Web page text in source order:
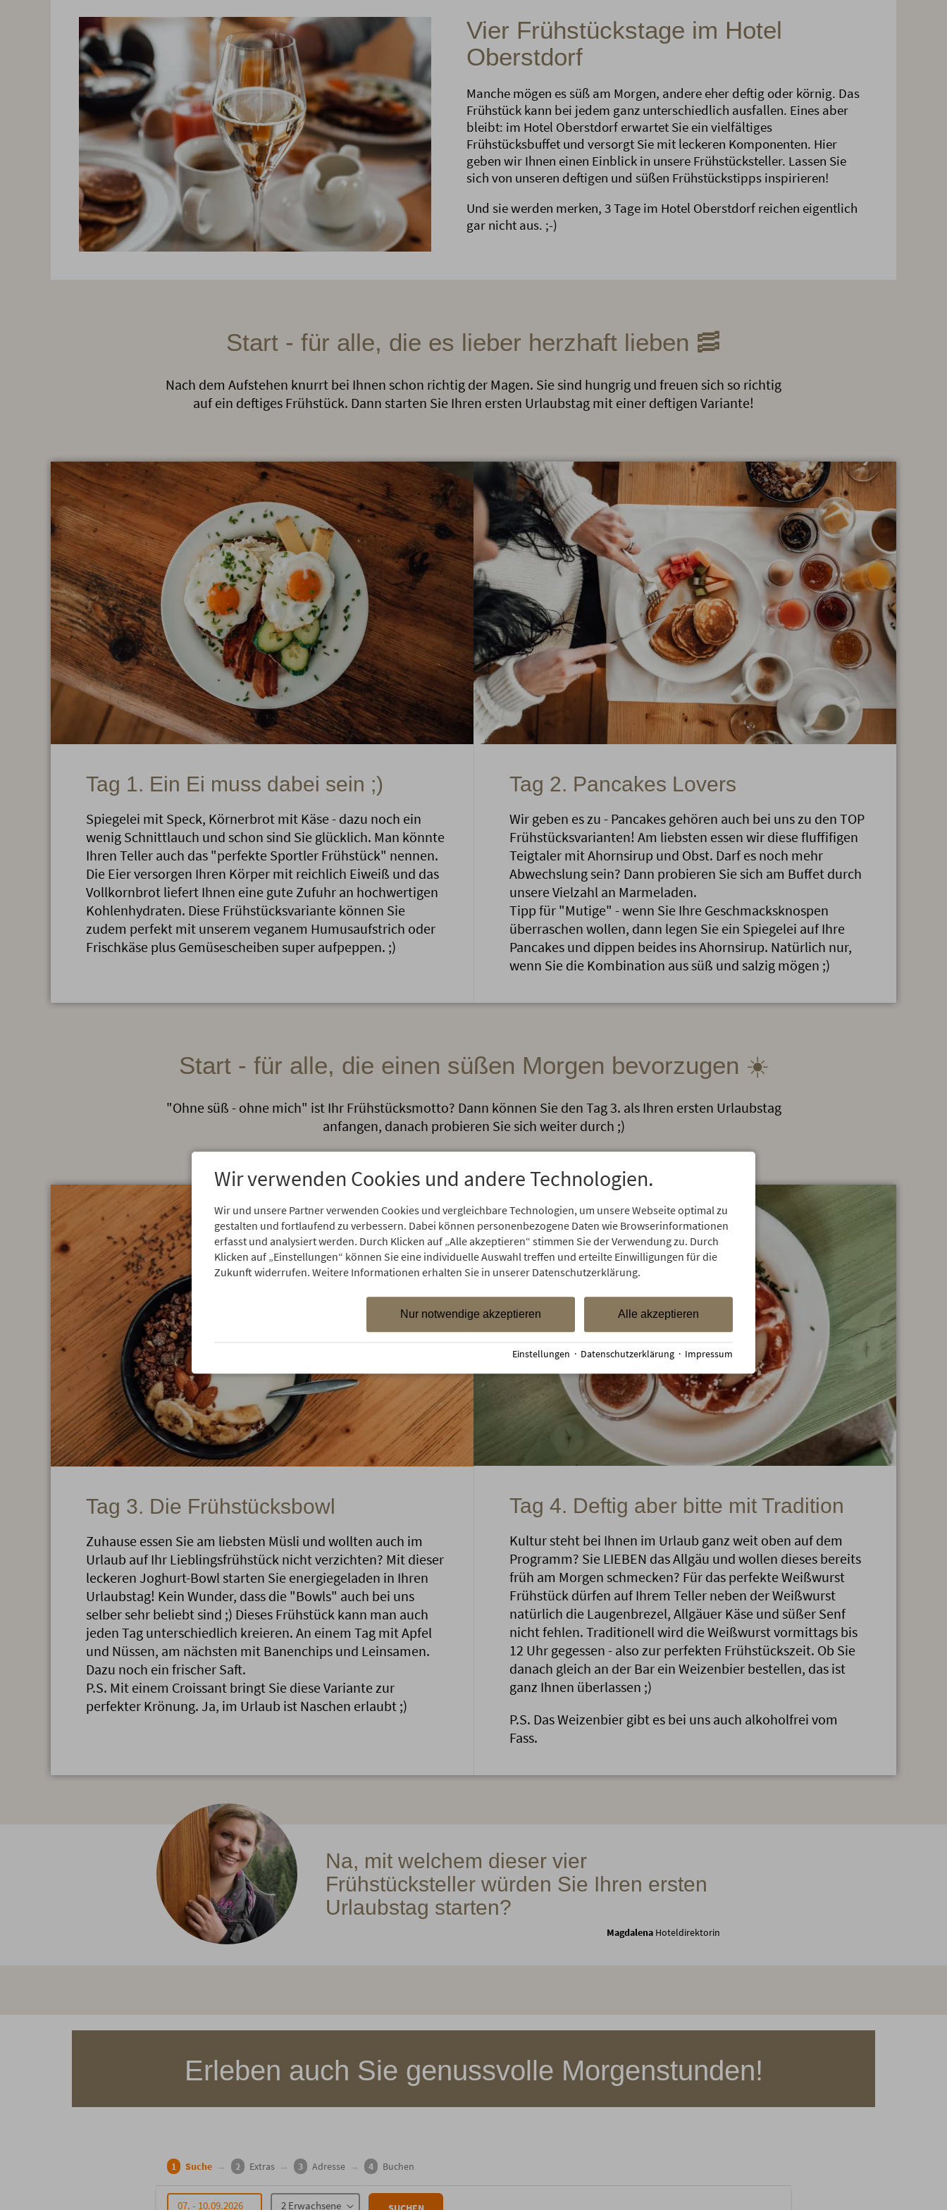
Vier Frühstückstage im Hotel
Oberstdorf
Manche mögen es süß am Morgen, andere eher deftig oder körnig. Das
Frühstück kann bei jedem ganz unterschiedlich ausfallen. Eines aber
bleibt: im Hotel Oberstdorf erwartet Sie ein vielfältiges
Frühstücksbuffet und versorgt Sie mit leckeren Komponenten. Hier
geben wir Ihnen einen Einblick in unsere Frühstücksteller. Lassen Sie
sich von unseren deftigen und süßen Frühstückstipps inspirieren!
Und sie werden merken, 3 Tage im Hotel Oberstdorf reichen eigentlich
gar nicht aus. ;-)
Start - für alle, die es lieber herzhaft lieben 🥓
Nach dem Aufstehen knurrt bei Ihnen schon richtig der Magen. Sie sind hungrig und freuen sich so richtig
auf ein deftiges Frühstück. Dann starten Sie Ihren ersten Urlaubstag mit einer deftigen Variante!
Tag 1. Ein Ei muss dabei sein ;)
Spiegelei mit Speck, Körnerbrot mit Käse - dazu noch ein
wenig Schnittlauch und schon sind Sie glücklich. Man könnte
Ihren Teller auch das "perfekte Sportler Frühstück" nennen.
Die Eier versorgen Ihren Körper mit reichlich Eiweiß und das
Vollkornbrot liefert Ihnen eine gute Zufuhr an hochwertigen
Kohlenhydraten. Diese Frühstücksvariante können Sie
zudem perfekt mit unserem veganem Humusaufstrich oder
Frischkäse plus Gemüsescheiben super aufpeppen. ;)
Tag 2. Pancakes Lovers
Wir geben es zu - Pancakes gehören auch bei uns zu den TOP
Frühstücksvarianten! Am liebsten essen wir diese fluffifigen
Teigtaler mit Ahornsirup und Obst. Darf es noch mehr
Abwechslung sein? Dann probieren Sie sich am Buffet durch
unsere Vielzahl an Marmeladen.
Tipp für "Mutige" - wenn Sie Ihre Geschmacksknospen
überraschen wollen, dann legen Sie ein Spiegelei auf Ihre
Pancakes und dippen beides ins Ahornsirup. Natürlich nur,
wenn Sie die Kombination aus süß und salzig mögen ;)
Start - für alle, die einen süßen Morgen bevorzugen ☀️
"Ohne süß - ohne mich" ist Ihr Frühstücksmotto? Dann können Sie den Tag 3. als Ihren ersten Urlaubstag
anfangen, danach probieren Sie sich weiter durch ;)
Tag 3. Die Frühstücksbowl
Zuhause essen Sie am liebsten Müsli und wollten auch im
Urlaub auf Ihr Lieblingsfrühstück nicht verzichten? Mit dieser
leckeren Joghurt-Bowl starten Sie energiegeladen in Ihren
Urlaubstag! Kein Wunder, dass die "Bowls" auch bei uns
selber sehr beliebt sind ;) Dieses Frühstück kann man auch
jeden Tag unterschiedlich kreieren. An einem Tag mit Apfel
und Nüssen, am nächsten mit Banenchips und Leinsamen.
Dazu noch ein frischer Saft.
P.S. Mit einem Croissant bringt Sie diese Variante zur
perfekter Krönung. Ja, im Urlaub ist Naschen erlaubt ;)
Tag 4. Deftig aber bitte mit Tradition
Kultur steht bei Ihnen im Urlaub ganz weit oben auf dem
Programm? Sie LIEBEN das Allgäu und wollen dieses bereits
früh am Morgen schmecken? Für das perfekte Weißwurst
Frühstück dürfen auf Ihrem Teller neben der Weißwurst
natürlich die Laugenbrezel, Allgäuer Käse und süßer Senf
nicht fehlen. Traditionell wird die Weißwurst vormittags bis
12 Uhr gegessen - also zur perfekten Frühstückszeit. Ob Sie
danach gleich an der Bar ein Weizenbier bestellen, das ist
ganz Ihnen überlassen ;)
P.S. Das Weizenbier gibt es bei uns auch alkoholfrei vom
Fass.
Na, mit welchem dieser vier
Frühstücksteller würden Sie Ihren ersten
Urlaubstag starten?
Magdalena Hoteldirektorin
Erleben auch Sie genussvolle Morgenstunden!
1 Suche → 2 Extras → 3 Adresse → 4 Buchen
07. - 10.09.2026 2 Erwachsene
Wir verwenden Cookies und andere Technologien.
Wir und unsere Partner verwenden Cookies und vergleichbare Technologien, um unsere Webseite optimal zu
gestalten und fortlaufend zu verbessern. Dabei können personenbezogene Daten wie Browserinformationen
erfasst und analysiert werden. Durch Klicken auf „Alle akzeptieren“ stimmen Sie der Verwendung zu. Durch
Klicken auf „Einstellungen“ können Sie eine individuelle Auswahl treffen und erteilte Einwilligungen für die
Zukunft widerrufen. Weitere Informationen erhalten Sie in unserer Datenschutzerklärung.
Alle akzeptieren
Nur notwendige akzeptieren
Einstellungen · Datenschutzerklärung · Impressum